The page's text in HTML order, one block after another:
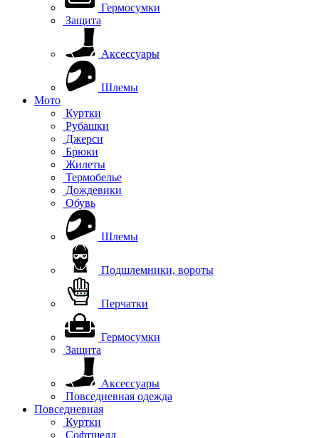
Гермосумки
Защита
Аксессуары
Шлемы
Мото
Куртки
Рубашки
Джерси
Брюки
Жилеты
Термобелье
Дождевики
Обувь
Шлемы
Подшлемники, вороты
Перчатки
Гермосумки
Защита
Аксессуары
Повседневная одежда
Повседневная
Куртки
Софтшелл